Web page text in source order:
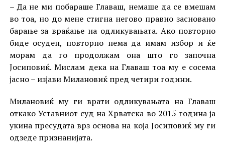
– Да не ми побараше Главаш, немаше да се вмешам
во тоа, но до мене стигна негово правно засновано
барање за враќање на одликувањата. Ако повторно
биде осуден, повторно нема да имам избор и ќе
морам да го продолжам она што го започна
Јосиповиќ. Мислам дека на Главаш тоа му е сосема
јасно – изјави Милановиќ пред четири години.
Милановиќ му ги врати одликувањата на Главаш
откако Уставниот суд на Хрватска во 2015 година ја
укина пресудата врз основа на која Јосиповиќ му ги
одзеде признанијата.